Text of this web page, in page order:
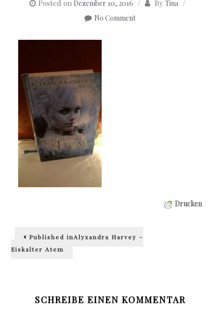
Posted on Dezember 10, 2016 By Tina
No Comment
Drucken
Beitragsnavigation
Published inAlyxandra Harvey –
Eiskalter Atem
SCHREIBE EINEN KOMMENTAR